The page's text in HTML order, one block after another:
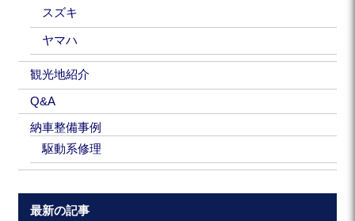
スズキ
ヤマハ
観光地紹介
Q&A
納車整備事例
駆動系修理
最新の記事